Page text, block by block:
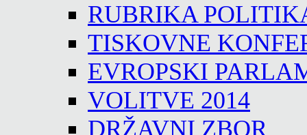
RUBRIKA
TISKOVNE
EVROPSKI
VOLITVE 2014
DRŽAVNI ZBOR